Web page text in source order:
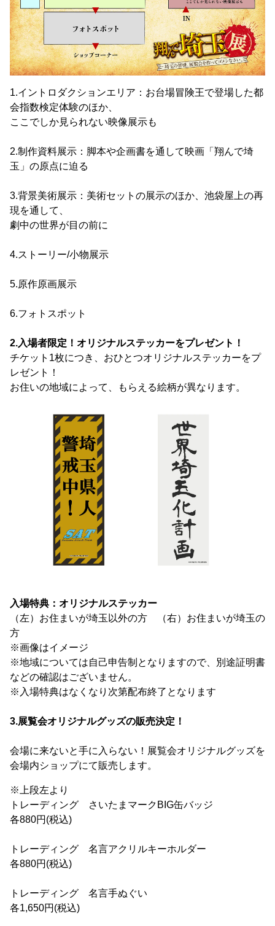
1.イントロダクションエリア：お台場冒険王で登場した都
会指数検定体験のほか、
ここでしか見られない映像展示も
2.制作資料展示：脚本や企画書を通して映画「翔んで埼
玉」の原点に迫る
3.背景美術展示：美術セットの展示のほか、池袋屋上の再
現を通して、
劇中の世界が目の前に
4.ストーリー/小物展示
5.原作原画展示
6.フォトスポット
2.入場者限定！オリジナルステッカーをプレゼント！
チケット1枚につき、おひとつオリジナルステッカーをプ
レゼント！
お住いの地域によって、もらえる絵柄が異なります。
入場特典：オリジナルステッカー
（左）お住まいが埼玉以外の方 （右）お住まいが埼玉の
方
※画像はイメージ
※地域については自己申告制となりますので、別途証明書
などの確認はございません。
※入場特典はなくなり次第配布終了となります
3.展覧会オリジナルグッズの販売決定！
会場に来ないと手に入らない！展覧会オリジナルグッズを
会場内ショップにて販売します。
※上段左より
トレーディング さいたまマークBIG缶バッジ
各880円(税込)
トレーディング 名言アクリルキーホルダー
各880円(税込)
トレーディング 名言手ぬぐい
各1,650円(税込)